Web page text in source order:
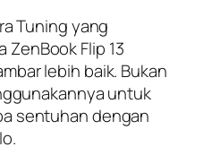
Tuning yang
ZenBook Flip 13
lebih baik. Bukan
untuk
sentuhan dengan